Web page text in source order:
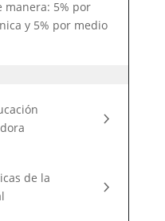
5% por
y 5% por medio
de la